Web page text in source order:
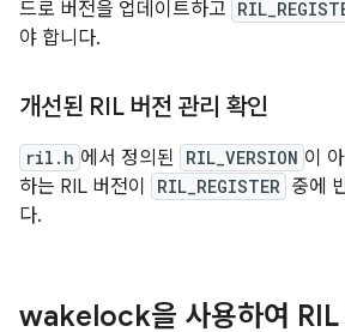
드로 버전을 업데이트하고
야 합니다.
개선된 RIL 버전 관리 확인
ril.h 에서 정의된 RIL_VERSION 이
하는 RIL 버전이
RIL_REGISTER 중에
다.
wakelock을 사용하여 RIL